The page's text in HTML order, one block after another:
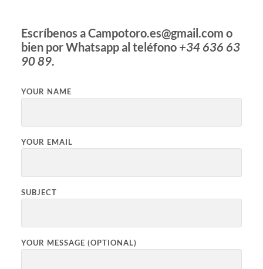
Escríbenos a Campotoro.es@gmail.com o
bien por Whatsapp al teléfono +34 636 63
90 89.
YOUR NAME
YOUR EMAIL
SUBJECT
YOUR MESSAGE (OPTIONAL)